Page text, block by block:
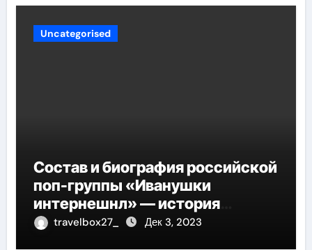
Uncategorised
Состав и биография российской
поп-группы «Иванушки
интернешнл» — история
успеха, музыка и судьбы
travelbox27_ Дек 3, 2023